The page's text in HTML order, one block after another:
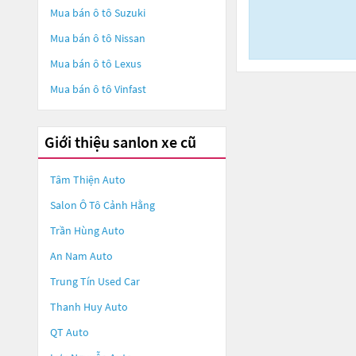
Mua bán ô tô Suzuki
Mua bán ô tô Nissan
Mua bán ô tô Lexus
Mua bán ô tô Vinfast
Giới thiệu sanlon xe cũ
Tâm Thiện Auto
Salon Ô Tô Cảnh Hằng
Trần Hùng Auto
An Nam Auto
Trung Tín Used Car
Thanh Huy Auto
QT Auto